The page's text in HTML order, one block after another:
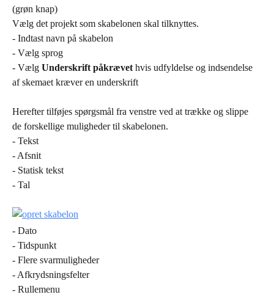
(grøn knap)
Vælg det projekt som skabelonen skal tilknyttes.
- Indtast navn på skabelon
- Vælg sprog
- Vælg Underskrift påkrævet hvis udfyldelse og indsendelse
af skemaet kræver en underskrift
Herefter tilføjes spørgsmål fra venstre ved at trække og slippe
de forskellige muligheder til skabelonen.
- Tekst
- Afsnit
- Statisk tekst
- Tal
- Dato
- Tidspunkt
- Flere svarmuligheder
- Afkrydsningsfelter
- Rullemenu